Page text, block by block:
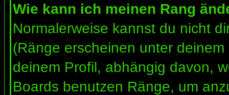
Wie kann ich meinen Rang
Normalerweise kannst du nicht
(Ränge erscheinen unter
deinem Profil, abhängig davon,
Boards benutzen Ränge, um